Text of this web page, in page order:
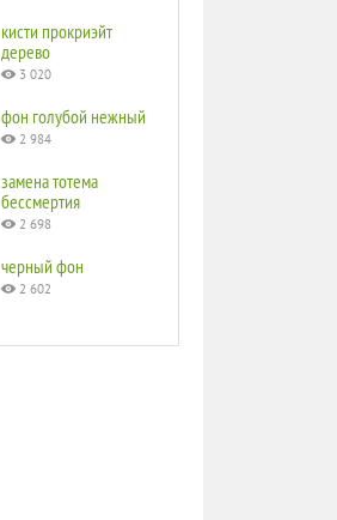
кисти прокриэйт
дерево
3 020
фон голубой нежный
2 984
замена тотема
бессмертия
2 698
черный фон
2 602